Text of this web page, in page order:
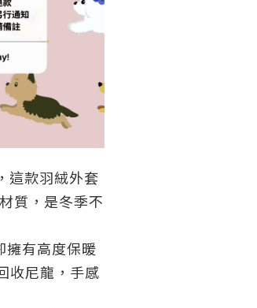
這款羽絨外套
質，是冬季不
擁有高度保暖
收尼龍，手感